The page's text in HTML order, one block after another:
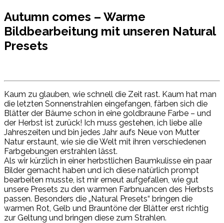
Autumn comes – Warme
Bildbearbeitung mit unseren Natural
Presets
Kaum zu glauben, wie schnell die Zeit rast. Kaum hat man
die letzten Sonnenstrahlen eingefangen, färben sich die
Blätter der Bäume schon in eine goldbraune Farbe – und
der Herbst ist zurück! Ich muss gestehen, ich liebe alle
Jahreszeiten und bin jedes Jahr aufs Neue von Mutter
Natur erstaunt, wie sie die Welt mit ihren verschiedenen
Farbgebungen erstrahlen lässt.
Als wir kürzlich in einer herbstlichen Baumkulisse ein paar
Bilder gemacht haben und ich diese natürlich prompt
bearbeiten musste, ist mir erneut aufgefallen, wie gut
unsere Presets zu den warmen Farbnuancen des Herbsts
passen. Besonders die „Natural Presets“ bringen die
warmen Rot, Gelb und Brauntöne der Blätter erst richtig
zur Geltung und bringen diese zum Strahlen.